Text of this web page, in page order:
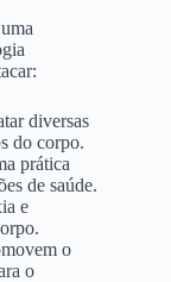
diversas
do corpo.
prática
de saúde.
e
o
o